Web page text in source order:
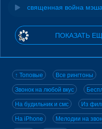
священная война
ПОКАЗАТЬ
↑ Топовые Все рингтоны
Звонок на любой вкус
На будильник и смс Из
На iPhone Мелодии на